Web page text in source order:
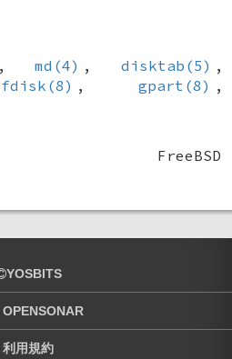
, md(4) , disktab(5) ,
fdisk(8) , gpart(8) ,
FreeBSD
YOSBITS
OPENSONAR
利用規約